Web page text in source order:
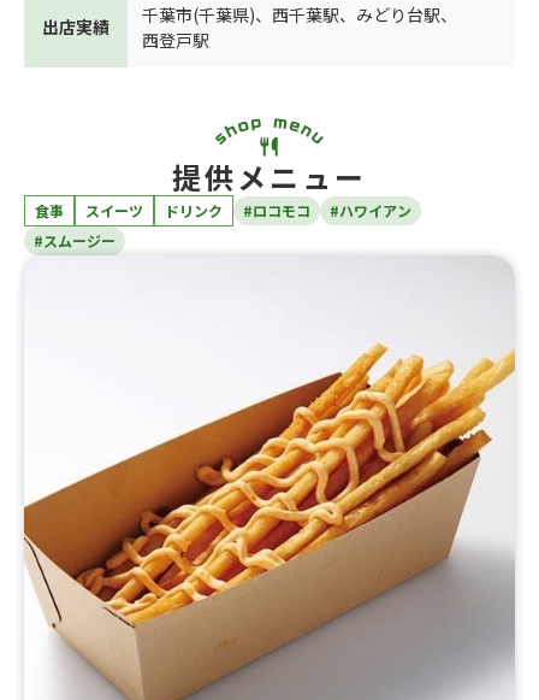
出店実績
千葉市(千葉県)、 西千葉駅、 みどり台駅、
西登戸駅
提供メニュー
食事 スイーツ ドリンク #ロコモコ
#ハワイアン
#スムージー